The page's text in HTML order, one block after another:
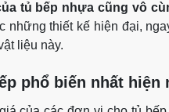
tủ bếp nhựa cũng vô
những thiết kế hiện đại,
liệu này.
phổ biến nhất hiện